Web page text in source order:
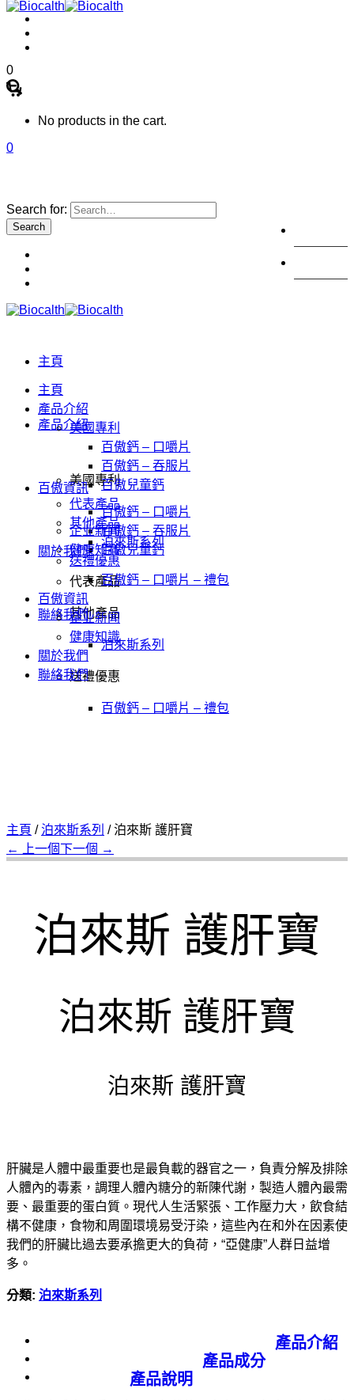
0
No products in the cart.
0
Search for:
主頁
產品介紹
美國專利
百傲鈣 – 口嚼片
百傲鈣 – 吞服片
百傲兒童鈣
代表產品
其他產品
泊來斯系列
送禮優惠
百傲鈣 – 口嚼片 – 禮包
百傲資訊
企业新闻
健康知識
關於我們
聯絡我們
主頁
產品介紹
美國專利
百傲鈣 – 口嚼片
百傲鈣 – 吞服片
百傲兒童鈣
代表產品
其他產品
泊來斯系列
送禮優惠
百傲鈣 – 口嚼片 – 禮包
百傲資訊
企业新闻
健康知識
關於我們
聯絡我們
主頁 /泊來斯系列 /泊來斯 護肝寶
← 上一個下一個 →
泊來斯 護肝寶
泊來斯 護肝寶
泊來斯 護肝寶
肝臟是人體中最重要也是最負載的器官之一，負責分解及排除
人體內的毒素，調理人體內糖分的新陳代謝，製造人體內最需
要、最重要的蛋白質。現代人生活緊張、工作壓力大，飲食結
構不健康，食物和周圍環境易受汙染，這些內在和外在因素使
我們的肝臟比過去要承擔更大的負荷，“亞健康”人群日益增
多。
分類: 泊來斯系列
產品介紹
產品成分
產品說明